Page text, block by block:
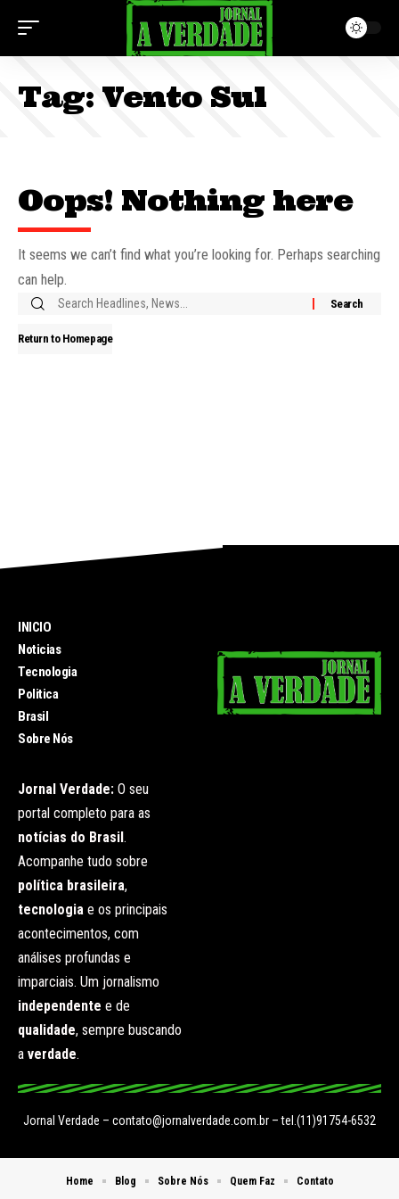
Tag: Vento Sul
Oops! Nothing here
It seems we can’t find what you’re looking for. Perhaps searching
can help.
Return to Homepage
INICIO
Noticias
Tecnologia
Politica
Brasil
Sobre Nós
Jornal Verdade: O seu
portal completo para as
notícias do Brasil.
Acompanhe tudo sobre
política brasileira,
tecnologia e os principais
acontecimentos, com
análises profundas e
imparciais. Um jornalismo
independente e de
qualidade, sempre buscando
a verdade.
Jornal Verdade – contato@jornalverdade.com.br – tel.(11)91754-6532
Home Blog Sobre Nós Quem Faz Contato